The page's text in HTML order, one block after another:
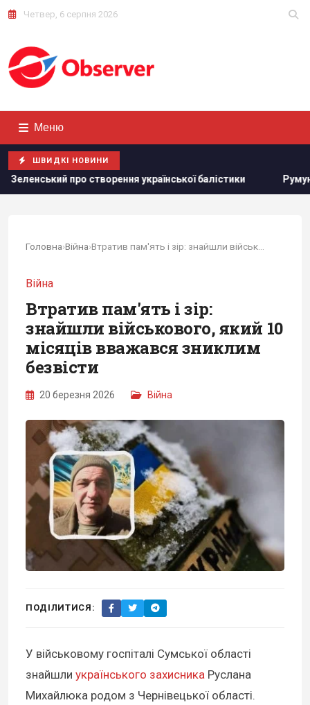
Четвер, 6 серпня 2026
Меню
ШВИДКІ НОВИНИ
створення української балістики Румунія змінює
Головна›Війна›
Війна
Втратив пам'ять і зір:
знайшли військового, який 10
місяців вважався зниклим
безвісти
20 березня 2026 Війна
ПОДІЛИТИСЯ:
У військовому госпіталі Сумської області
знайшли українського захисника Руслана
Михайлюка родом з Чернівецької області.